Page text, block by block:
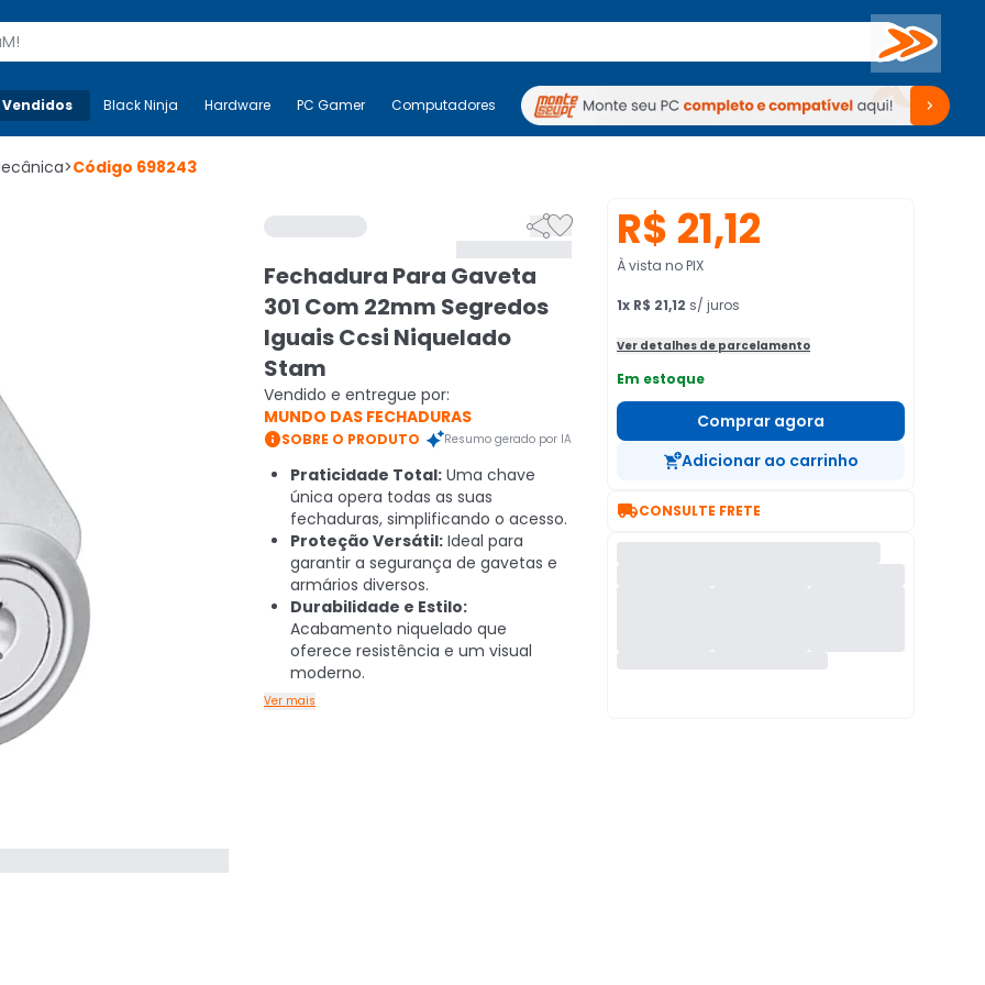
Buscar
Mais-v- Black Ninja Hardware PC Gamer Computadores Periféricos TV Venda no KaBuM!
Black Ninja Hardware PC Gamer Computadores Periféricos TV Venda no KaBuM!
>Código 698243

Fechadura Para Gaveta
301 Com 22mm Segredos
Iguais Ccsi Niquelado
Stam
Vendido e entregue por:
MUNDO DAS FECHADURAS
SOBRE O PRODUTO Resumo gerado por IA
Praticidade Total: Uma chave
única opera todas as suas
fechaduras, simplificando o acesso.
Proteção Versátil: Ideal para
garantir a segurança de gavetas e
armários diversos.
Durabilidade e Estilo:
Acabamento niquelado que
oferece resistência e um visual
moderno.
Ver mais
R$ 21,12
À vista no PIX
1x R$ 21,12 s/ juros
Ver detalhes de parcelamento
Em estoque
Comprar agora
Adicionar ao carrinho
CONSULTE FRETE